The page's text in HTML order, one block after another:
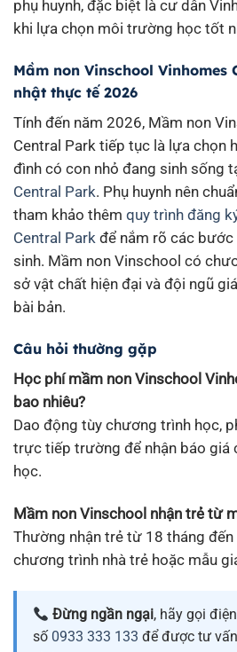
phụ huynh, đặc biệt là cư dân
khi lựa chọn môi trường học tốt
Mầm non Vinschool Vinhomes
nhật thực tế 2026
Tính đến năm 2026, Mầm non
Central Park tiếp tục là lựa chọn
đình có con nhỏ đang sinh sống
Central Park. Phụ huynh nên
tham khảo thêm quy trình đăng
Central Park để nắm rõ các
sinh. Mầm non Vinschool có
sở vật chất hiện đại và đội ngũ
bài bản.
Câu hỏi thường gặp
Học phí mầm non Vinschool
bao nhiêu?
Dao động tùy chương trình học,
trực tiếp trường để nhận báo giá
học.
Mầm non Vinschool nhận trẻ từ
Thường nhận trẻ từ 18 tháng
chương trình nhà trẻ hoặc mẫu
Đừng ngần ngại, hãy gọi
số 0933 333 133 để được tư